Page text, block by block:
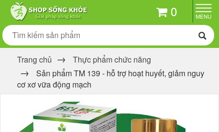
0
Trang chủ
Thực phẩm chức năng
Sản phẩm TM 139 - hỗ trợ hoạt huyết, giảm nguy
cơ xơ vữa động mạch